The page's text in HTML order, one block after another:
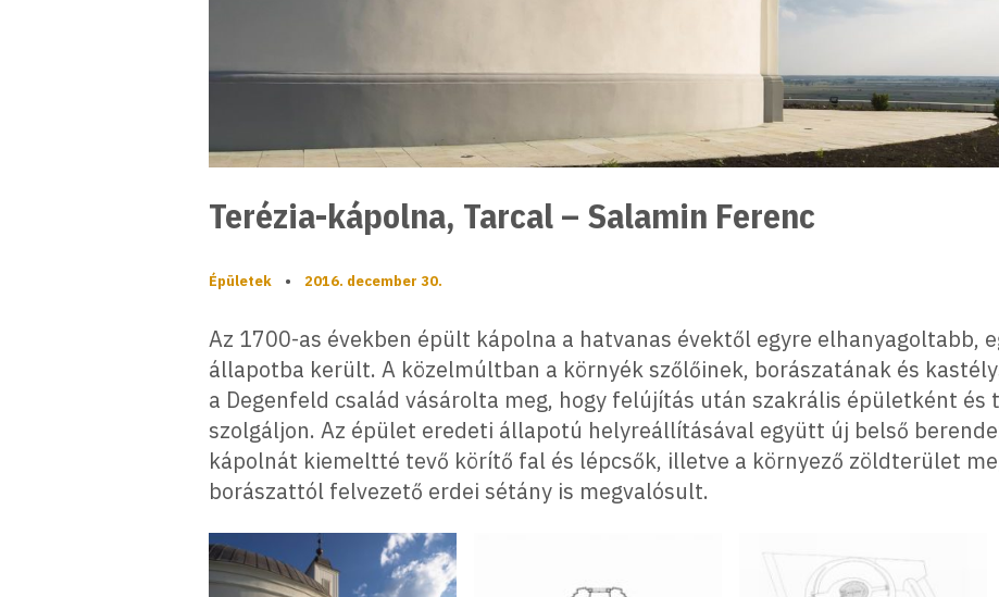
Terézia-kápolna, Tarcal – Salamin Ferenc
Épületek • 2016. december 30.
Az 1700-as években épült kápolna a hatvanas évektől egyre elhanyagoltabb,
állapotba került. A közelmúltban a környék szőlőinek, borászatának és
a Degenfeld család vásárolta meg, hogy felújítás után szakrális épületként
szolgáljon. Az épület eredeti állapotú helyreállításával együtt új belső
kápolnát kiemeltté tevő körítő fal és lépcsők, illetve a környező zöldterület
borászattól felvezető erdei sétány is megvalósult.